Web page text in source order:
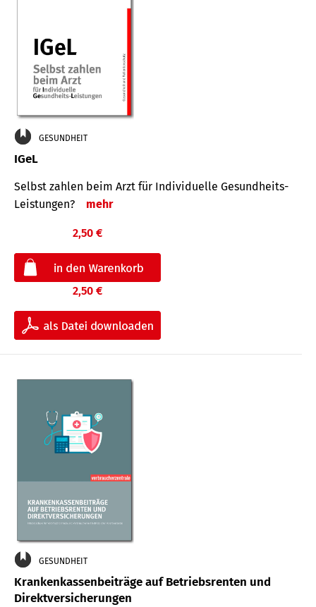
GESUNDHEIT
IGeL
Selbst zahlen beim Arzt für Indi­vidu­elle Gesund­heits-
Leis­tungen?
mehr
2,50 €
2,50 €
GESUNDHEIT
Krankenkassenbeiträge auf Betriebsrenten und
Direktversicherungen